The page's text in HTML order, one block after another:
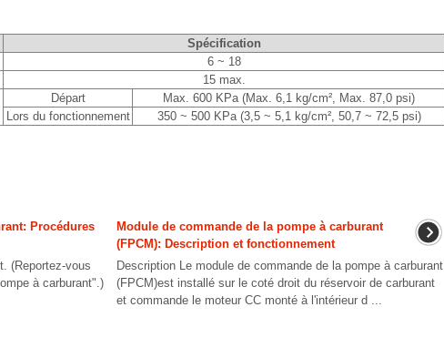
Spécification
6 ~ 18
15 max.
Départ
Max. 600 KPa (Max. 6,1 kg/cm², Max. 87,0 psi)
Lors du fonctionnement
350 ~ 500 KPa (3,5 ~ 5,1 kg/cm², 50,7 ~ 72,5 psi)
Procédures
(Reportez-vous
à carburant".)
Module de commande de la pompe à carburant
(FPCM): Description et fonctionnement
Description Le module de commande de la pompe à carburant
(FPCM)est installé sur le coté droit du réservoir de carburant
et commande le moteur CC monté à l'intérieur d ...